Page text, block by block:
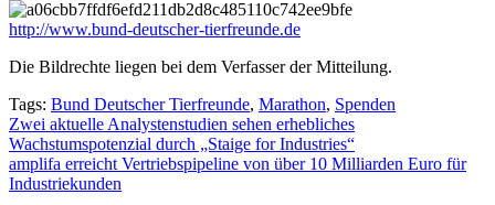
http://www.bund-deutscher-tierfreunde.de
Die Bildrechte liegen bei dem Verfasser der Mitteilung.
Tags: Bund Deutscher Tierfreunde, Marathon, Spenden
Beitragsnavigation
Zwei aktuelle Analystenstudien sehen erhebliches
Wachstumspotenzial durch „Staige for Industries“
amplifa erreicht Vertriebspipeline von über 10 Milliarden Euro für
Industriekunden